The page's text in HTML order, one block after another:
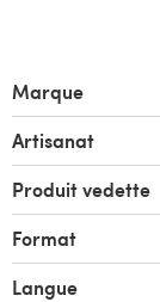
Marque
Artisanat
Produit vedette
Format
Langue